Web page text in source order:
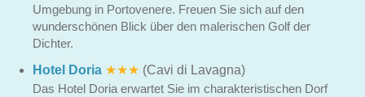
Umgebung in Portovenere. Freuen Sie sich auf den
wunderschönen Blick über den malerischen Golf der
Dichter.
Hotel Doria ★★★ (Cavi di Lavagna)
Das Hotel Doria erwartet Sie im charakteristischen Dorf